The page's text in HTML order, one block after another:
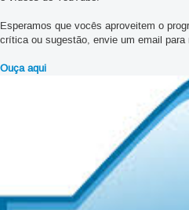
Esperamos que vocês aproveitem o
crítica ou sugestão, envie um email para
Ouça aqui